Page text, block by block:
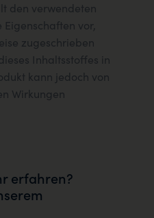
den verwendeten
vor,
zugeschrieben
Inhaltsstoffes in
kann jedoch von
Wirkungen
erfahren?